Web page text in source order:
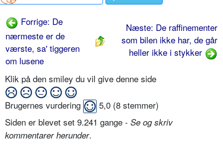
Forrige: De
nærmeste er de
værste, sa' tiggeren
om lusene
Næste: De raffinementer
som bilen ikke har, de går
heller ikke i stykker
Klik på den smiley du vil give denne side
Brugernes vurdering 5,0 (8 stemmer)
Siden er blevet set 9.241 gange - Se og skriv
kommentarer herunder.